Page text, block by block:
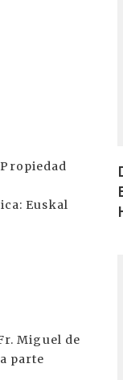
Euskal
Miguel de
parte